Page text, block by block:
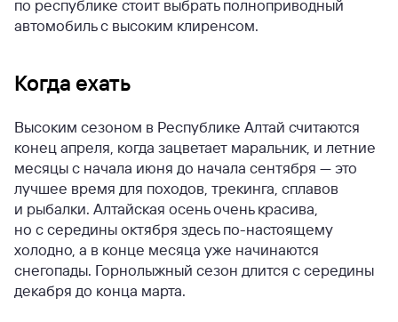
по республике стоит выбрать полноприводный
автомобиль с высоким клиренсом.
Когда ехать
Высоким сезоном в Республике Алтай считаются
конец апреля, когда зацветает маральник, и летние
месяцы с начала июня до начала сентября — это
лучшее время для походов, трекинга, сплавов
и рыбалки. Алтайская осень очень красива,
но с середины октября здесь по-настоящему
холодно, а в конце месяца уже начинаются
снегопады. Горнолыжный сезон длится с середины
декабря до конца марта.